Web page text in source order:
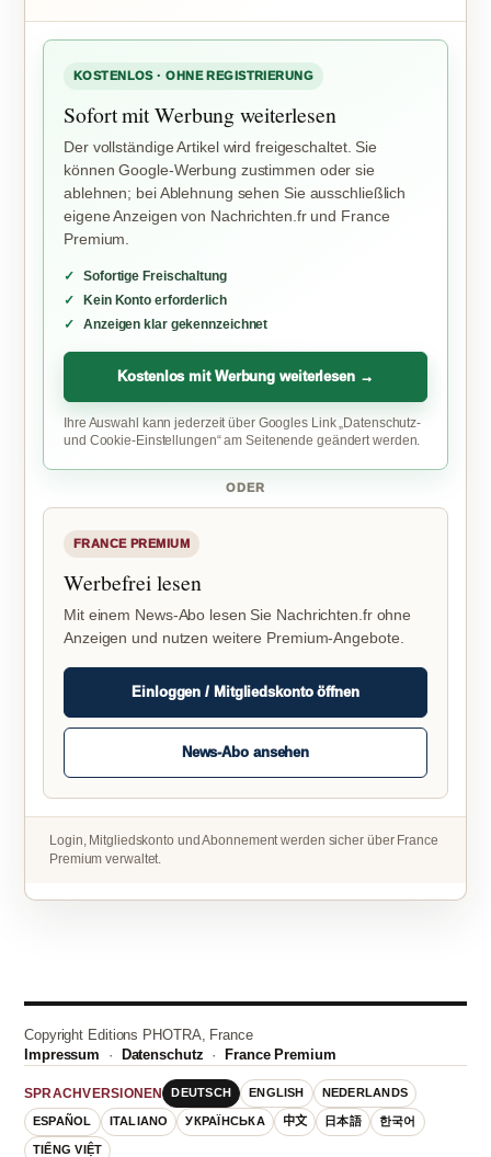
KOSTENLOS · OHNE REGISTRIERUNG
Sofort mit Werbung weiterlesen
Der vollständige Artikel wird freigeschaltet. Sie
können Google-Werbung zustimmen oder sie
ablehnen; bei Ablehnung sehen Sie ausschließlich
eigene Anzeigen von Nachrichten.fr und France
Premium.
Sofortige Freischaltung
Kein Konto erforderlich
Anzeigen klar gekennzeichnet
Kostenlos mit Werbung weiterlesen →
Ihre Auswahl kann jederzeit über Googles Link „Datenschutz-
und Cookie-Einstellungen“ am Seitenende geändert werden.
ODER
FRANCE PREMIUM
Werbefrei lesen
Mit einem News-Abo lesen Sie Nachrichten.fr ohne
Anzeigen und nutzen weitere Premium-Angebote.
Einloggen / Mitgliedskonto öffnen
News-Abo ansehen
Login, Mitgliedskonto und Abonnement werden sicher über France
Premium verwaltet.
Copyright Editions PHOTRA, France
Impressum · Datenschutz · France Premium
SPRACHVERSIONEN DEUTSCH ENGLISH NEDERLANDS
ESPAÑOL ITALIANO УКРАЇНСЬКА 中文 日本語 한국어
TIẾNG VIỆT